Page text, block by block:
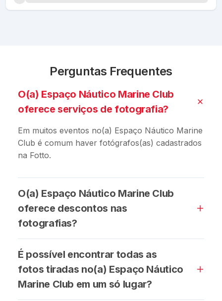
Perguntas Frequentes
O(a) Espaço Náutico Marine Club
oferece serviços de fotografia?
Em muitos eventos no(a) Espaço Náutico Marine
Club é comum haver fotógrafos(as) cadastrados
na Fotto.
O(a) Espaço Náutico Marine Club
oferece descontos nas
fotografias?
É possível encontrar todas as
fotos tiradas no(a) Espaço Náutico
Marine Club em um só lugar?